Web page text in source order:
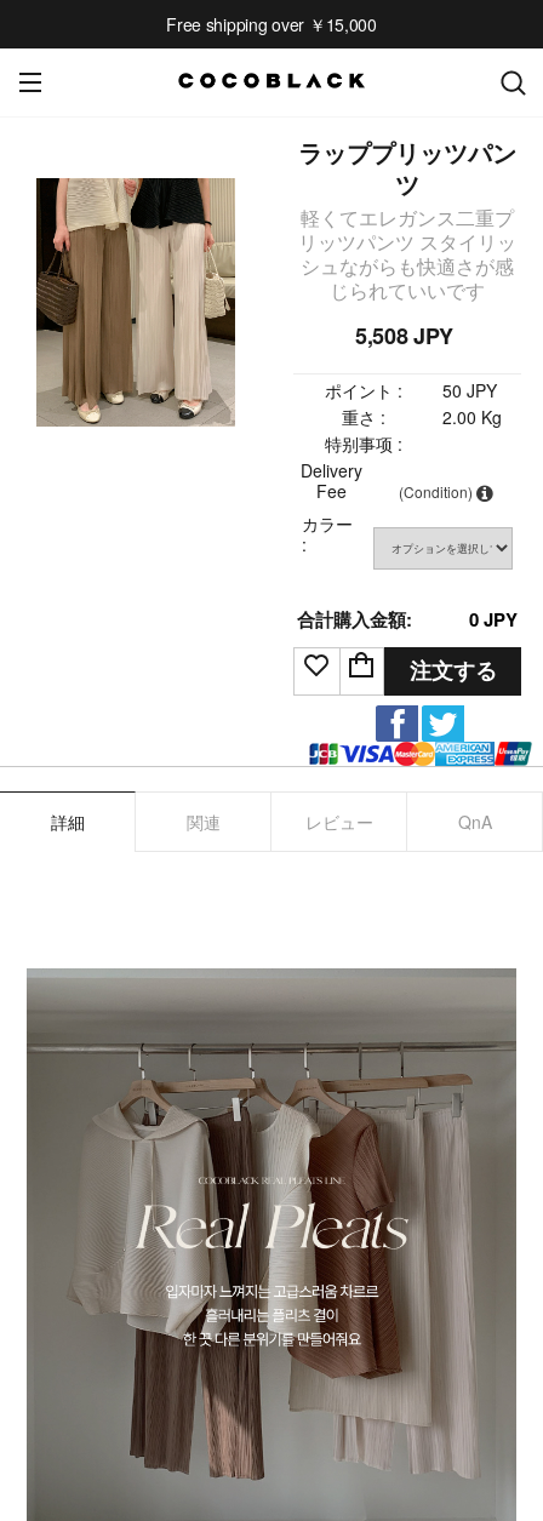
Free shipping over ￥15,000
ラッププリッツパン
ツ
軽くてエレガンス二重プ
リッツパンツ スタイリッ
シュながらも快適さが感
じられていいです
5,508 JPY
ポイント :
50 JPY
重さ :
2.00 Kg
特别事项 :
Delivery
Fee
(Condition)
カラー
:
合計購入金額: 0JPY
注文する
詳細 関連 レビュー QnA